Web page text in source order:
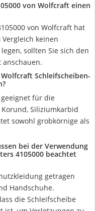
von Wolfcraft einen
von Wolfcraft hat
keinen
sollten Sie sich den
anschauen.
Schleifscheiben-
für die
Siliziumkarbid
sowohl grobkörnige als
bei der Verwendung
4105000 beachtet
getragen
Handschuhe.
die Schleifscheibe